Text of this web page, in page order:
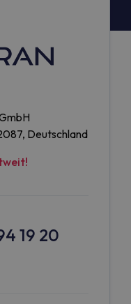
Deutschland
19 20